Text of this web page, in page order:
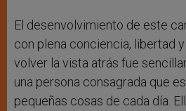
El desenvolvimiento de este
con plena conciencia, libertad
volver la vista atrás fue
una persona consagrada que
pequeñas cosas de cada día.